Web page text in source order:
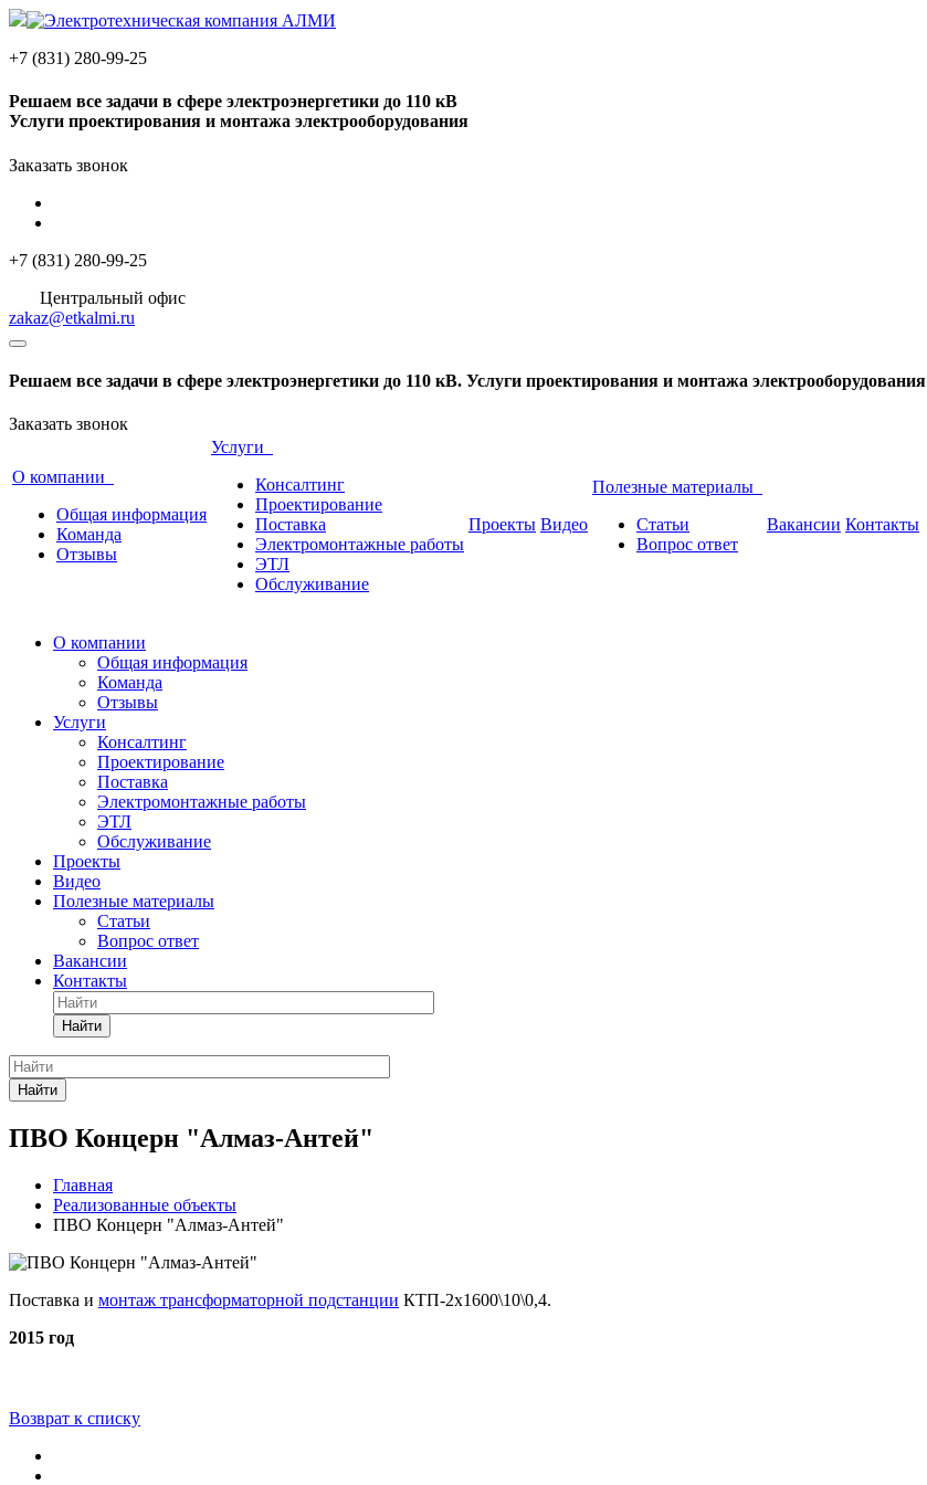
+7 (831) 280-99-25
Решаем все задачи в сфере электроэнергетики до 110 кВ
Услуги проектирования и монтажа электрооборудования
Заказать звонок
+7 (831) 280-99-25
Центральный офис
zakaz@etkalmi.ru
Решаем все задачи в сфере электроэнергетики до 110 кВ. Услуги проектирования и монтажа электрооборудования
Заказать звонок
О компании
Общая информация
Команда
Отзывы
Услуги
Консалтинг
Проектирование
Поставка
Электромонтажные работы
ЭТЛ
Обслуживание
Проекты Видео
Полезные материалы
Статьи
Вопрос ответ
Вакансии Контакты
О компании
Общая информация
Команда
Отзывы
Услуги
Консалтинг
Проектирование
Поставка
Электромонтажные работы
ЭТЛ
Обслуживание
Проекты
Видео
Полезные материалы
Статьи
Вопрос ответ
Вакансии
Контакты
Найти
Найти
ПВО Концерн "Алмаз-Антей"
Главная
Реализованные объекты
ПВО Концерн "Алмаз-Антей"
Поставка и монтаж трансформаторной подстанции КТП-2х1600\10\0,4.
2015 год
Возврат к списку